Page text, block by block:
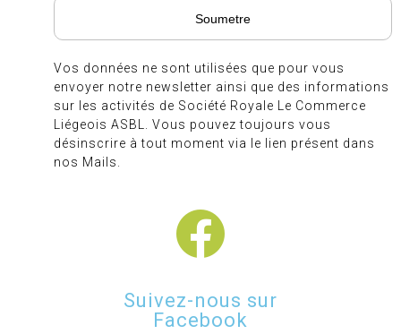
Vos données ne sont utilisées que pour vous
envoyer notre newsletter ainsi que des informations
sur les activités de Société Royale Le Commerce
Liégeois ASBL. Vous pouvez toujours vous
désinscrire à tout moment via le lien présent dans
nos Mails.
Suivez-nous sur
Facebook